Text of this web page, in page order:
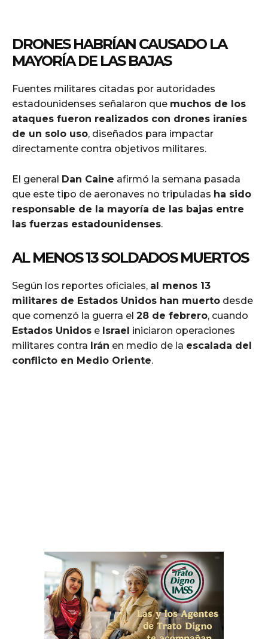
DRONES HABRÍAN CAUSADO LA
MAYORÍA DE LAS BAJAS
Fuentes militares citadas por autoridades
estadounidenses señalaron que muchos de los
ataques fueron realizados con drones iraníes
de un solo uso, diseñados para impactar
directamente contra objetivos militares.
El general Dan Caine afirmó la semana pasada
que este tipo de aeronaves no tripuladas ha sido
responsable de la mayoría de las bajas entre
las fuerzas estadounidenses.
AL MENOS 13 SOLDADOS MUERTOS
Según los reportes oficiales, al menos 13
militares de Estados Unidos han muerto desde
que comenzó la guerra el 28 de febrero, cuando
Estados Unidos e Israel iniciaron operaciones
militares contra Irán en medio de la escalada del
conflicto en Medio Oriente.